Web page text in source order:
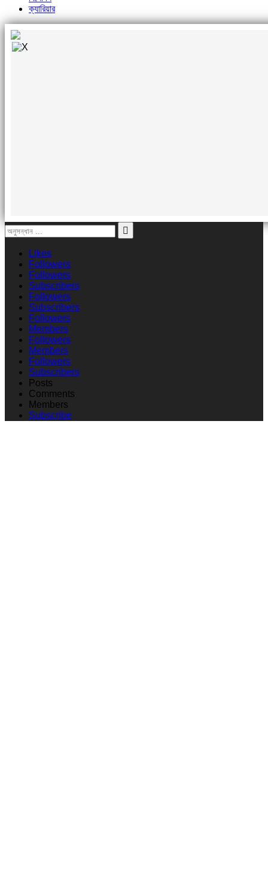
ক্যারিয়ার
Likes
Followers
Followers
Subscribers
Followers
Subscribers
Followers
Members
Followers
Members
Followers
Subscribers
Posts
Comments
Members
Subscribe